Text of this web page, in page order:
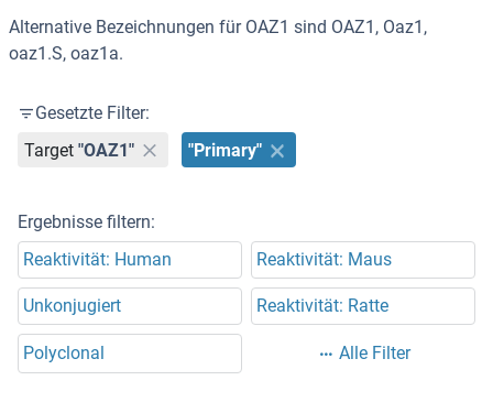
Alternative Bezeichnungen für OAZ1 sind OAZ1, Oaz1,
oaz1.S, oaz1a.
Gesetzte Filter:
Target "OAZ1" "Primary"
Ergebnisse filtern:
Reaktivität: Human
Reaktivität: Maus
Unkonjugiert Reaktivität: Ratte
Polyclonal Alle Filter